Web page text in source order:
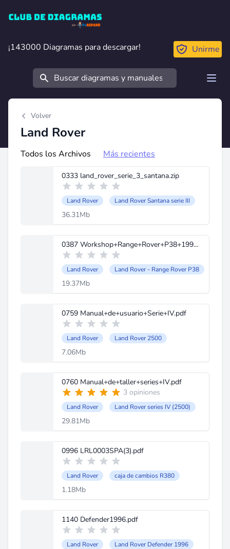
Club de Diagramas
¡143000 Diagramas para descargar!
¡143000 Diagramas para descargar! Unirme
Buscar
Volver
Land Rover
Todos los Archivos Más recientes
0333 land_rover_serie_3_santana.zip
Land Rover Land Rover Santana serie III
36.31Mb
0387 Workshop+Range+Rover+P38+1995-2002.pdf
Land Rover Land Rover - Range Rover P38
19.37Mb
0759 Manual+de+usuario+Serie+IV.pdf
Land Rover Land Rover 2500
7.06Mb
0760 Manual+de+taller+series+IV.pdf
3 opiniones
Land Rover Land Rover series IV (2500)
29.81Mb
0996 LRL0003SPA(3).pdf
Land Rover caja de cambios R380
1.18Mb
1140 Defender1996.pdf
Land Rover Land Rover Defender 1996